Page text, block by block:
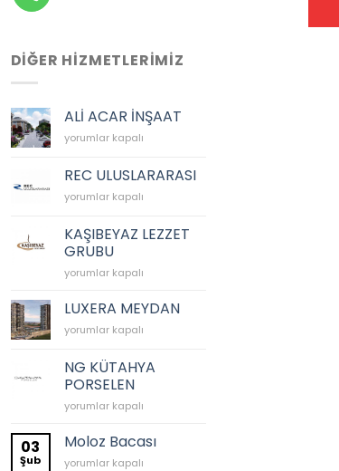
DİĞER HİZMETLERİMİZ
ALİ ACAR İNŞAAT
ALİ
İNŞAAT
için
yorumlar kapalı
REC ULUSLARARASI
REC
için
yorumlar kapalı
KAŞIBEYAZ LEZZET
GRUBU
KAŞIBEYAZ
GRUBU
için
yorumlar kapalı
LUXERA MEYDAN
LUXERA
için
yorumlar kapalı
NG KÜTAHYA
PORSELEN
NG
PORSELEN
için
yorumlar kapalı
03
Şub
Moloz Bacası
Moloz
yorumlar kapalı